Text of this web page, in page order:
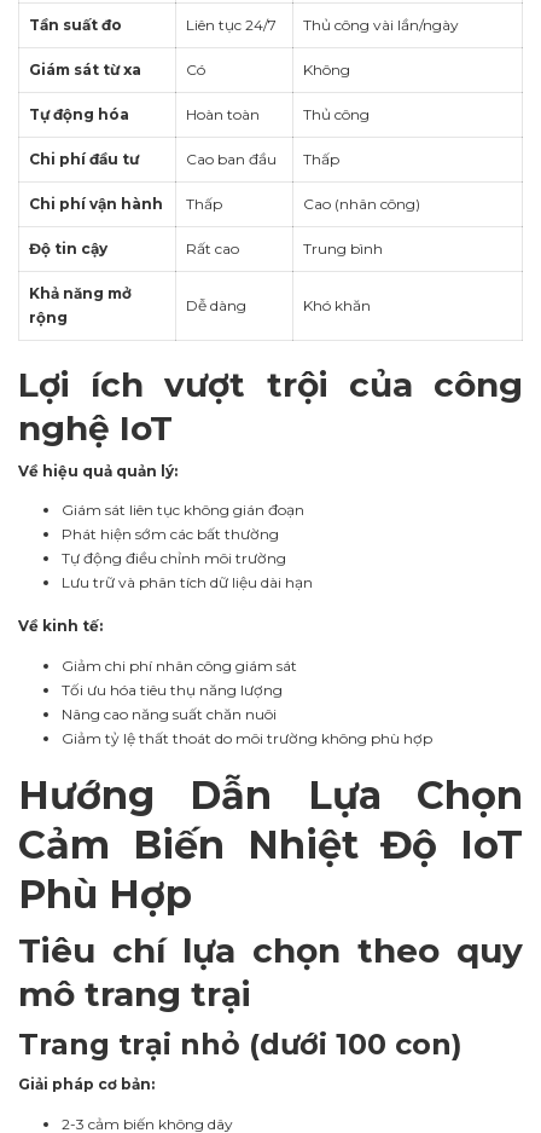
Tần suất đo Liên tục 24/7 Thủ công vài lần/ngày
Giám sát từ xa Có Không
Tự động hóa Hoàn toàn Thủ công
Chi phí đầu tư Cao ban đầu Thấp
Chi phí vận hành Thấp Cao (nhân công)
Độ tin cậy Rất cao Trung bình
Khả năng mở
rộng
Dễ dàng Khó khăn
Lợi ích vượt trội của công
nghệ IoT
Về hiệu quả quản lý:
Giám sát liên tục không gián đoạn
Phát hiện sớm các bất thường
Tự động điều chỉnh môi trường
Lưu trữ và phân tích dữ liệu dài hạn
Về kinh tế:
Giảm chi phí nhân công giám sát
Tối ưu hóa tiêu thụ năng lượng
Nâng cao năng suất chăn nuôi
Giảm tỷ lệ thất thoát do môi trường không phù hợp
Hướng Dẫn Lựa Chọn
Cảm Biến Nhiệt Độ IoT
Phù Hợp
Tiêu chí lựa chọn theo quy
mô trang trại
Trang trại nhỏ (dưới 100 con)
Giải pháp cơ bản:
2-3 cảm biến không dây